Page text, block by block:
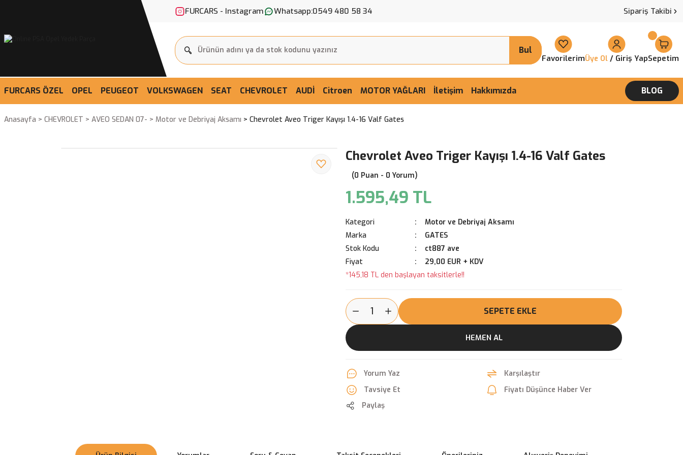
FURCARS - Instagram Whatsapp:0549 480 58 34 Sipariş Takibi
Bul
FavorilerimÜye Ol / Giriş YapSepetim
FURCARS ÖZEL OPEL PEUGEOT VOLKSWAGEN SEAT CHEVROLET AUDİ Citroen MOTOR YAĞLARI İletişim Hakkımızda BLOG
Anasayfa CHEVROLET AVEO SEDAN 07- Motor ve Debriyaj Aksamı Chevrolet Aveo Triger Kayışı 1.4-16 Valf Gates
Chevrolet Aveo Triger Kayışı 1.4-16 Valf Gates
(0 Puan - 0 Yorum)
1.595,49 TL
Kategori
Motor ve Debriyaj Aksamı
Marka
GATES
Stok Kodu
ct887 ave
Fiyat
29,00 EUR + KDV
*145,18 TL den başlayan taksitlerle!!
SEPETE EKLE
HEMEN AL
Yorum Yaz
Karşılaştır
Tavsiye Et
Fiyatı Düşünce Haber Ver
Paylaş